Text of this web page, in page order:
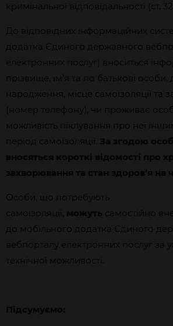
кримінальної відповідальності (ст.
До відповідних інформаційних
додатка Єдиного державного
електронних послуг) вноситься
прізвище, ім’я та по батькові особи,
народження, місце самоізоляції та
(номер телефону), чи проживає
можливість піклування про неї
період самоізоляції.
За згодою
вносяться короткі відомості про
захворювання та стан здоров’я на
Особи, що потребують
самоізоляції,
можуть
самостійно
до мобільного додатка Єдиного
вебпорталу електронних послуг за
технічної можливості.
Підсумуємо: